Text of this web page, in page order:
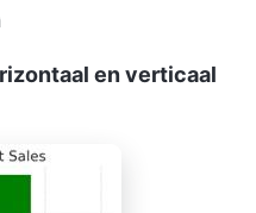
en verticaal